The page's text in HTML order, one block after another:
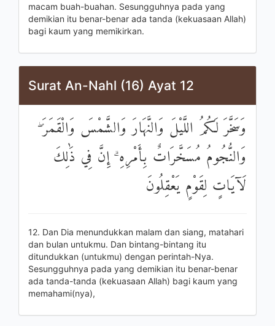
macam buah-buahan. Sesungguhnya pada yang
demikian itu benar-benar ada tanda (kekuasaan Allah)
bagi kaum yang memikirkan.
Surat An-Nahl (16) Ayat 12
وَسَخَّرَ لَكُمُ اللَّيْلَ وَالنَّهَارَ وَالشَّمْسَ وَالْقَمَرَ ۖ
وَالنُّجُومُ مُسَخَّرَاتٌ بِأَمْرِهِ ۗ إِنَّ فِي ذَٰلِكَ
لَآيَاتٍ لِقَوْمٍ يَعْقِلُونَ
12. Dan Dia menundukkan malam dan siang, matahari
dan bulan untukmu. Dan bintang-bintang itu
ditundukkan (untukmu) dengan perintah-Nya.
Sesungguhnya pada yang demikian itu benar-benar
ada tanda-tanda (kekuasaan Allah) bagi kaum yang
memahami(nya),